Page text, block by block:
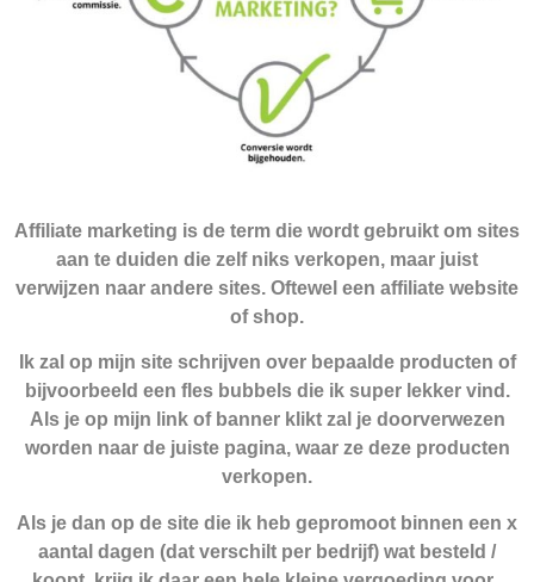
Affiliate marketing is de term die wordt gebruikt om sites
aan te duiden die zelf niks verkopen, maar juist
verwijzen naar andere sites. Oftewel een affiliate website
of shop.
Ik zal op mijn site schrijven over bepaalde producten of
bijvoorbeeld een fles bubbels die ik super lekker vind.
Als je op mijn link of banner klikt zal je doorverwezen
worden naar de juiste pagina, waar ze deze producten
verkopen.
Als je dan op de site die ik heb gepromoot binnen een x
aantal dagen (dat verschilt per bedrijf) wat besteld /